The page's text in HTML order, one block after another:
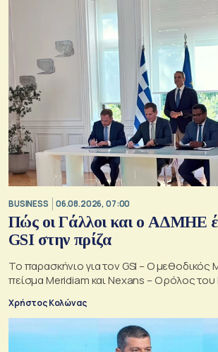
BUSINESS 06.08.2026, 07:00
Πώς οι Γάλλοι και ο ΑΔΜΗΕ
GSI στην πρίζα
Το παρασκήνιο για τον GSI – Ο
πείσμα Meridiam και Nexans – Ο ρόλος
Χρήστος Κολώνας